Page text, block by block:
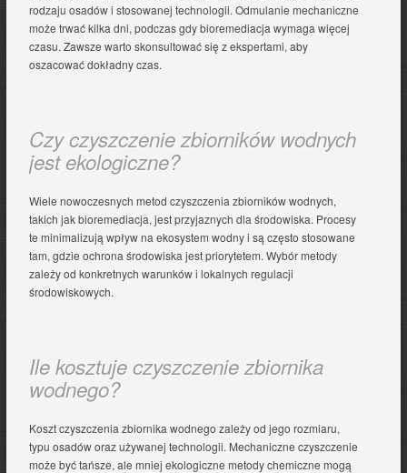
rodzaju osadów i stosowanej technologii. Odmulanie mechaniczne
może trwać kilka dni, podczas gdy bioremediacja wymaga więcej
czasu. Zawsze warto skonsultować się z ekspertami, aby
oszacować dokładny czas.
Czy czyszczenie zbiorników wodnych
jest ekologiczne?
Wiele nowoczesnych metod czyszczenia zbiorników wodnych,
takich jak bioremediacja, jest przyjaznych dla środowiska. Procesy
te minimalizują wpływ na ekosystem wodny i są często stosowane
tam, gdzie ochrona środowiska jest priorytetem. Wybór metody
zależy od konkretnych warunków i lokalnych regulacji
środowiskowych.
Ile kosztuje czyszczenie zbiornika
wodnego?
Koszt czyszczenia zbiornika wodnego zależy od jego rozmiaru,
typu osadów oraz używanej technologii. Mechaniczne czyszczenie
może być tańsze, ale mniej ekologiczne metody chemiczne mogą